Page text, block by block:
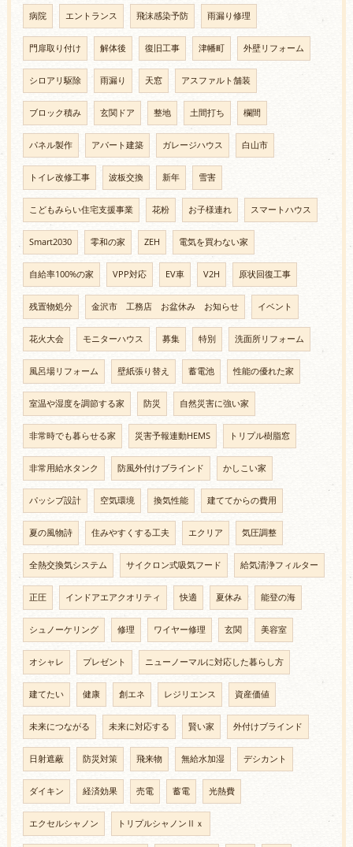
病院 エントランス 飛沫感染予防 雨漏り修理
門扉取り付け 解体後 復旧工事 津幡町 外壁リフォーム
シロアリ駆除 雨漏り 天窓 アスファルト舗装
ブロック積み 玄関ドア 整地 土間打ち 欄間
パネル製作 アパート建築 ガレージハウス 白山市
トイレ改修工事 波板交換 新年 雪害
こどもみらい住宅支援事業 花粉 お子様連れ スマートハウス
Smart2030 零和の家 ZEH 電気を買わない家
自給率100%の家 VPP対応 EV車 V2H 原状回復工事
残置物処分 金沢市 工務店 お盆休み お知らせ イベント
花火大会 モニターハウス 募集 特別 洗面所リフォーム
風呂場リフォーム 壁紙張り替え 蓄電池 性能の優れた家
室温や湿度を調節する家 防災 自然災害に強い家
非常時でも暮らせる家 災害予報連動HEMS トリプル樹脂窓
非常用給水タンク 防風外付けブラインド かしこい家
パッシブ設計 空気環境 換気性能 建ててからの費用
夏の風物詩 住みやすくする工夫 エクリア 気圧調整
全熱交換気システム サイクロン式吸気フード 給気清浄フィルター
正圧 インドアエアクオリティ 快適 夏休み 能登の海
シュノーケリング 修理 ワイヤー修理 玄関 美容室
オシャレ プレゼント ニューノーマルに対応した暮らし方
建てたい 健康 創エネ レジリエンス 資産価値
未来につながる 未来に対応する 賢い家 外付けブラインド
日射遮蔽 防災対策 飛来物 無給水加湿 デシカント
ダイキン 経済効果 売電 蓄電 光熱費
エクセルシャノン トリプルシャノンⅡｘ